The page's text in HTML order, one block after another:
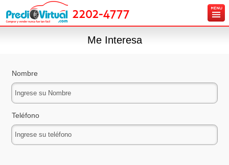
2202-4777
Carros en venta
Créditos y Seguros
Contáctanos
Me Interesa
Nombre
Teléfono